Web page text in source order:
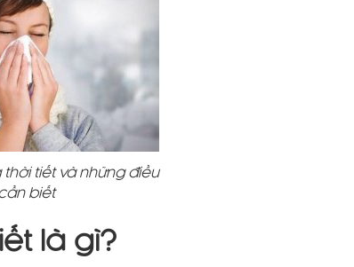
thời tiết và những điều
biết
là gì?